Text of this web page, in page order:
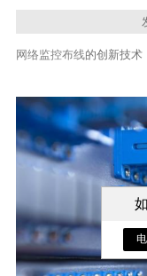
网络监控布线的创新技术